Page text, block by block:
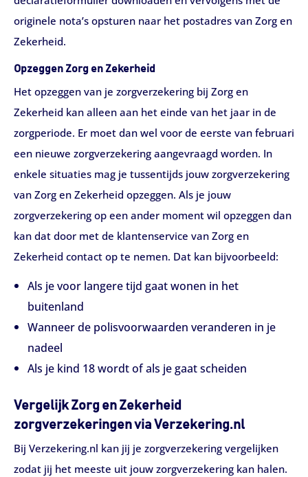
originele nota’s opsturen naar het postadres van Zorg en
Zekerheid.
Opzeggen Zorg en Zekerheid
Het opzeggen van je zorgverzekering bij Zorg en
Zekerheid kan alleen aan het einde van het jaar in de
zorgperiode. Er moet dan wel voor de eerste van februari
een nieuwe zorgverzekering aangevraagd worden. In
enkele situaties mag je tussentijds jouw zorgverzekering
van Zorg en Zekerheid opzeggen. Als je jouw
zorgverzekering op een ander moment wil opzeggen dan
kan dat door met de klantenservice van Zorg en
Zekerheid contact op te nemen. Dat kan bijvoorbeeld:
Als je voor langere tijd gaat wonen in het
buitenland
Wanneer de polisvoorwaarden veranderen in je
nadeel
Als je kind 18 wordt of als je gaat scheiden
Vergelijk Zorg en Zekerheid
zorgverzekeringen via Verzekering.nl
Bij Verzekering.nl kan jij je zorgverzekering vergelijken
zodat jij het meeste uit jouw zorgverzekering kan halen.